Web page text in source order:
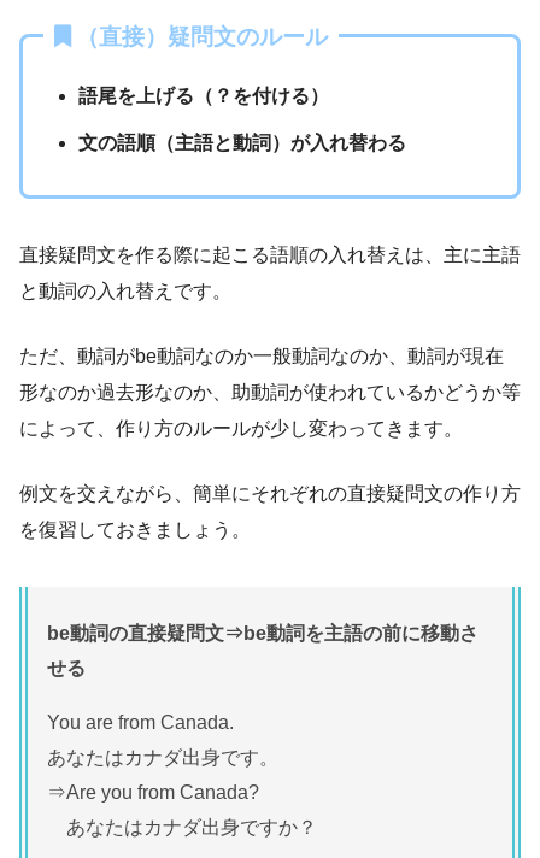
（直接）疑問文のルール
語尾を上げる（？を付ける）
文の語順（主語と動詞）が入れ替わる
直接疑問文を作る際に起こる語順の入れ替えは、主に主語
と動詞の入れ替えです。
ただ、動詞がbe動詞なのか一般動詞なのか、動詞が現在
形なのか過去形なのか、助動詞が使われているかどうか等
によって、作り方のルールが少し変わってきます。
例文を交えながら、簡単にそれぞれの直接疑問文の作り方
を復習しておきましょう。
be動詞の直接疑問文⇒be動詞を主語の前に移動さ
せる
You are from Canada.
あなたはカナダ出身です。
⇒Are you from Canada?
あなたはカナダ出身ですか？